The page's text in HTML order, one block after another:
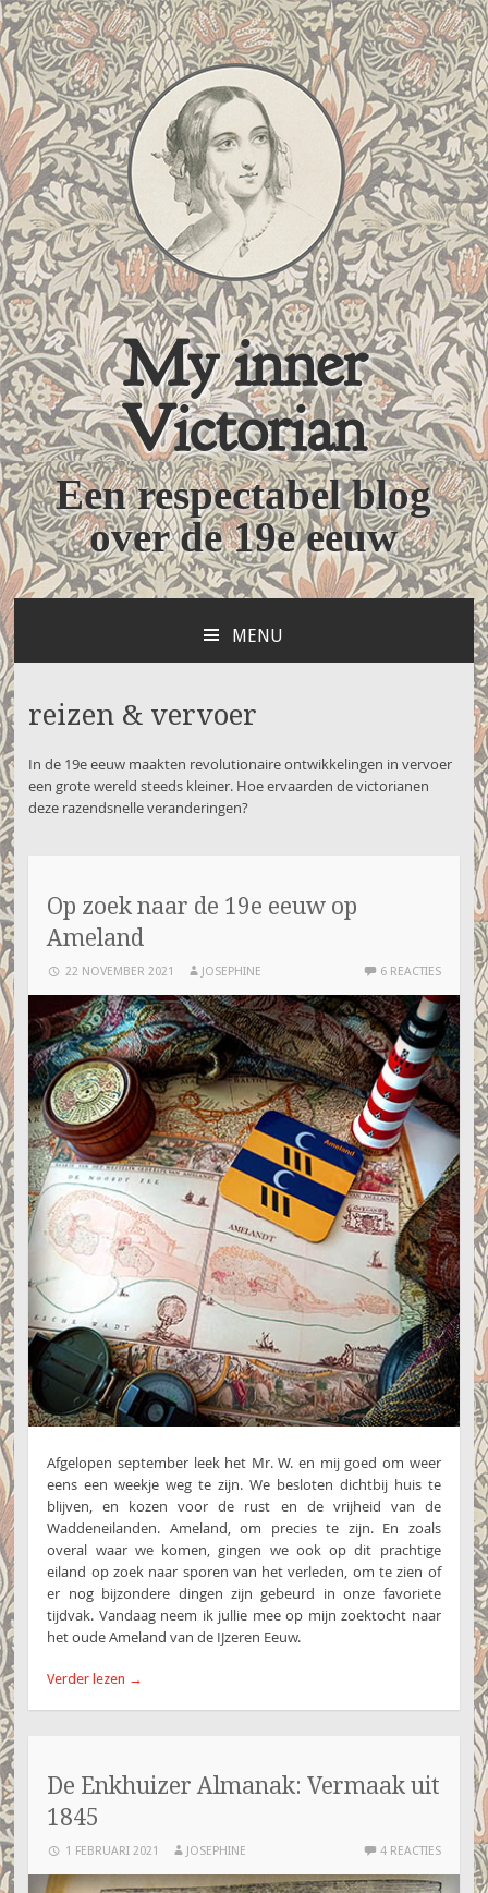
My inner
Victorian
Een respectabel blog
over de 19e eeuw
MENU
SPRINGEN
reizen & vervoer
In de 19e eeuw maakten revolutionaire ontwikkelingen in vervoer
een grote wereld steeds kleiner. Hoe ervaarden de victorianen
deze razendsnelle veranderingen?
Op zoek naar de 19e eeuw op
Ameland
22 NOVEMBER 2021 JOSEPHINE 6 REACTIES
Afgelopen september leek het Mr. W. en mij goed om weer
eens een weekje weg te zijn. We besloten dichtbij huis te
blijven, en kozen voor de rust en de vrijheid van de
Waddeneilanden. Ameland, om precies te zijn. En zoals
overal waar we komen, gingen we ook op dit prachtige
eiland op zoek naar sporen van het verleden, om te zien of
er nog bijzondere dingen zijn gebeurd in onze favoriete
tijdvak. Vandaag neem ik jullie mee op mijn zoektocht naar
het oude Ameland van de IJzeren Eeuw.
Verder lezen →
De Enkhuizer Almanak: Vermaak uit
1845
1 FEBRUARI 2021 JOSEPHINE 4 REACTIES